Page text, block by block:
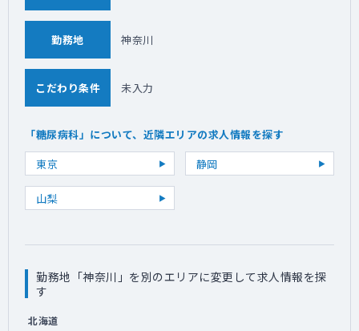
勤務地 神奈川
こだわり条件 未入力
「糖尿病科」について、近隣エリアの求人情報を探す
東京
静岡
山梨
勤務地「神奈川」を別のエリアに変更して求人情報を探
す
北海道